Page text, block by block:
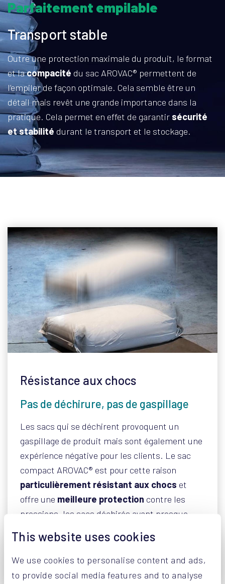
This website uses cookies
We use cookies to personalise content and ads,
to provide social media features and to analyse
Parfaitement empilable
Transport stable
Outre une protection maximale du produit, le format
et lacompacité du sac AROVAC® permettent de
l’empiler de façon optimale. Cela semble être un
détail mais revêt une grande importance dans la
pratique. Cela permet en effet de garantir sécurité
et stabilité durant le transport et le stockage.
Résistance aux chocs
Pas de déchirure, pas de gaspillage
Les sacs qui se déchirent provoquent un
gaspillage de produit mais sont également une
expérience négative pour les clients. Le sac
compact AROVAC® est pour cette raison
particulièrement résistant aux chocs et
offre une meilleure protection contre les
pressions, les sacs déchirés ayant presque
plastique de ces sacsau prix compétitif
recyclable.